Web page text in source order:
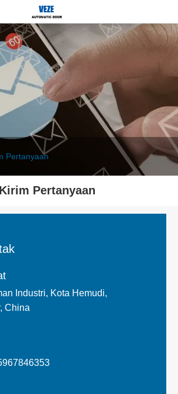
Pertanyaan
Kirim Pertanyaan
Industri, Kota Hemudi,
China